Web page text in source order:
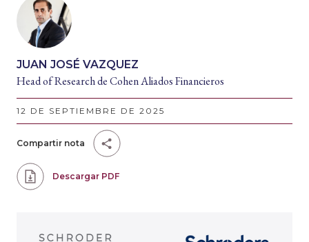
JUAN JOSÉ VAZQUEZ
Head of Research de Cohen Aliados Financieros
12 DE SEPTIEMBRE DE 2025
Compartir nota
Descargar PDF